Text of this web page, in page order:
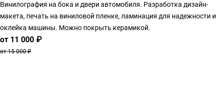
Винилография на бока и двери автомобиля. Разработка дизайн-
макета, печать на виниловой пленке, ламинация для надежности и
оклейка машины. Можно покрыть керамикой.
от 11 000 ₽
от 15 000 ₽